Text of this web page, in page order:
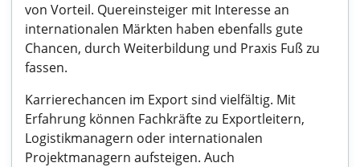
von Vorteil. Quereinsteiger mit Interesse an
internationalen Märkten haben ebenfalls gute
Chancen, durch Weiterbildung und Praxis Fuß zu
fassen.
Karrierechancen im Export sind vielfältig. Mit
Erfahrung können Fachkräfte zu Exportleitern,
Logistikmanagern oder internationalen
Projektmanagern aufsteigen. Auch